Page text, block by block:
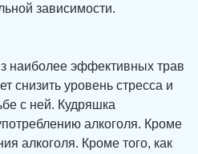
зависимости.
наиболее эффективных трав
снизить уровень стресса и
с ней. Кудряшка
алкоголя. Кроме
алкоголя. Кроме того, как